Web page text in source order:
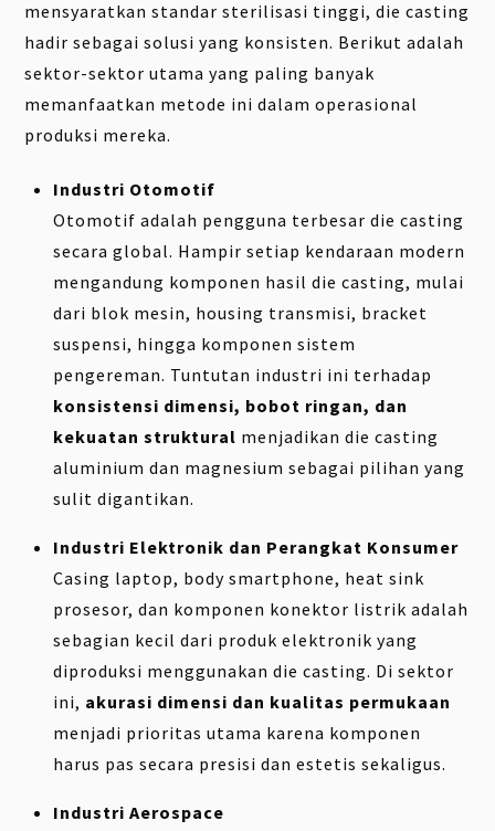
mensyaratkan standar sterilisasi tinggi, die casting
hadir sebagai solusi yang konsisten. Berikut adalah
sektor-sektor utama yang paling banyak
memanfaatkan metode ini dalam operasional
produksi mereka.
Industri Otomotif
Otomotif adalah pengguna terbesar die casting
secara global. Hampir setiap kendaraan modern
mengandung komponen hasil die casting, mulai
dari blok mesin, housing transmisi, bracket
suspensi, hingga komponen sistem
pengereman. Tuntutan industri ini terhadap
konsistensi dimensi, bobot ringan, dan
kekuatan struktural menjadikan die casting
aluminium dan magnesium sebagai pilihan yang
sulit digantikan.
Industri Elektronik dan Perangkat Konsumer
Casing laptop, body smartphone, heat sink
prosesor, dan komponen konektor listrik adalah
sebagian kecil dari produk elektronik yang
diproduksi menggunakan die casting. Di sektor
ini, akurasi dimensi dan kualitas permukaan
menjadi prioritas utama karena komponen
harus pas secara presisi dan estetis sekaligus.
Industri Aerospace